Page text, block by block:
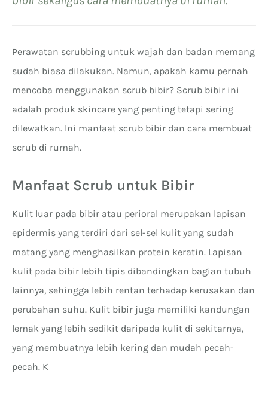
Perawatan scrubbing untuk wajah dan badan memang
sudah biasa dilakukan. Namun, apakah kamu pernah
mencoba menggunakan scrub bibir? Scrub bibir ini
adalah produk skincare yang penting tetapi sering
dilewatkan. Ini manfaat scrub bibir dan cara membuat
scrub di rumah.
Manfaat Scrub untuk Bibir
Kulit luar pada bibir atau perioral merupakan lapisan
epidermis yang terdiri dari sel-sel kulit yang sudah
matang yang menghasilkan protein keratin. Lapisan
kulit pada bibir lebih tipis dibandingkan bagian tubuh
lainnya, sehingga lebih rentan terhadap kerusakan dan
perubahan suhu. Kulit bibir juga memiliki kandungan
lemak yang lebih sedikit daripada kulit di sekitarnya,
yang membuatnya lebih kering dan mudah pecah-
pecah. K